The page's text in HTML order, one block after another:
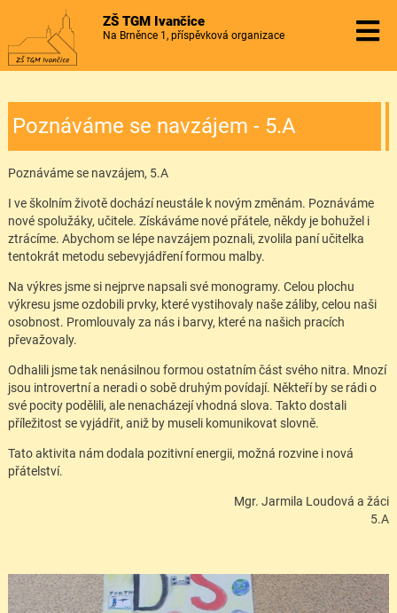
ZŠ TGM Ivančice
Na Brněnce 1, příspěvková organizace
Poznáváme se navzájem - 5.A
Poznáváme se navzájem, 5.A
I ve školním životě dochází neustále k novým změnám. Poznáváme
nové spolužáky, učitele. Získáváme nové přátele, někdy je bohužel i
ztrácíme. Abychom se lépe navzájem poznali, zvolila paní učitelka
tentokrát metodu sebevyjádření formou malby.
Na výkres jsme si nejprve napsali své monogramy. Celou plochu
výkresu jsme ozdobili prvky, které vystihovaly naše záliby, celou naši
osobnost. Promlouvaly za nás i barvy, které na našich pracích
převažovaly.
Odhalili jsme tak nenásilnou formou ostatním část svého nitra. Mnozí
jsou introvertní a neradi o sobě druhým povídají. Někteří by se rádi o
své pocity podělili, ale nenacházejí vhodná slova. Takto dostali
příležitost se vyjádřit, aniž by museli komunikovat slovně.
Tato aktivita nám dodala pozitivní energii, možná rozvine i nová
přátelství.
Mgr. Jarmila Loudová a žáci
5.A